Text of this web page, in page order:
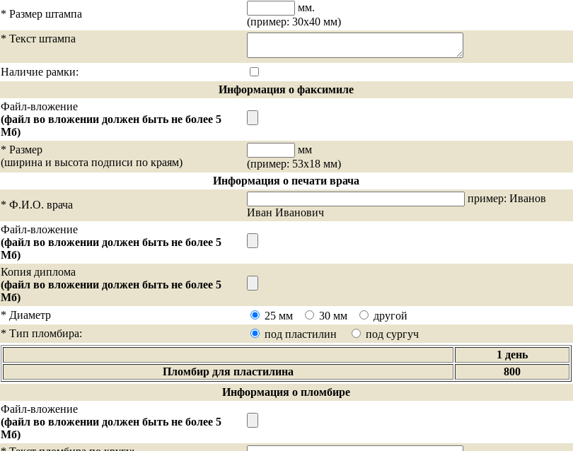
* Размер штампа
мм.
(пример: 30х40 мм)
* Текст штампа
Наличие рамки:
Информация о факсимиле
Файл-вложение
(файл во вложении должен быть не более 5
Мб)
* Размер
(ширина и высота подписи по краям)
мм
(пример: 53х18 мм)
Информация о печати врача
* Ф.И.О. врача
пример: Иванов
Иван Иванович
Файл-вложение
(файл во вложении должен быть не более 5
Мб)
Копия диплома
(файл во вложении должен быть не более 5
Мб)
* Диаметр
25 мм 30 мм
другой
* Тип пломбира:
под пластилин
под сургуч
1 день
Пломбир для пластилина
800
Информация о пломбире
Файл-вложение
(файл во вложении должен быть не более 5
Мб)